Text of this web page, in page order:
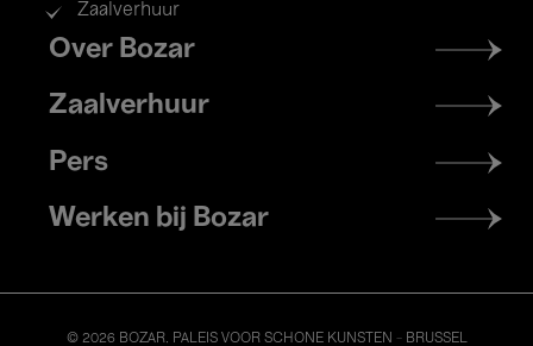
Zaalverhuur
Footer
menu
Over Bozar
Zaalverhuur
Pers
Werken bij Bozar
© 2026 BOZAR. PALEIS VOOR SCHONE KUNSTEN - BRUSSEL